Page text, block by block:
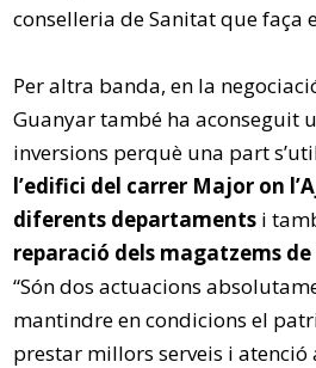
conselleria de Sanitat que faça
Per altra banda, en la
Guanyar també ha aconseguit
inversions perquè una part
l’edifici del carrer Major on
diferents departaments i
reparació dels magatzems de
“Són dos actuacions
mantindre en condicions el
prestar millors serveis i atenció